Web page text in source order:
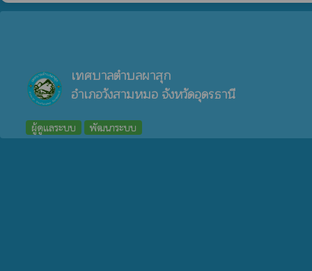
เทศบาลตำบลผาสุก
อำเภอวังสามหมอ จังหวัดอุดรธานี
ผู้ดูแลระบบ พัฒนาระบบ